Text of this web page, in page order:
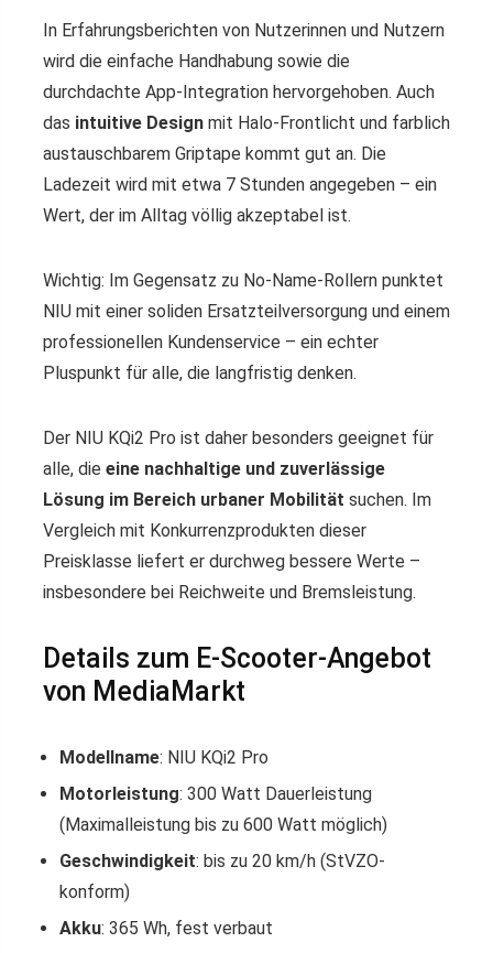
In Erfahrungsberichten von Nutzerinnen und Nutzern
wird die einfache Handhabung sowie die
durchdachte App-Integration hervorgehoben. Auch
das intuitive Design mit Halo-Frontlicht und farblich
austauschbarem Griptape kommt gut an. Die
Ladezeit wird mit etwa 7 Stunden angegeben – ein
Wert, der im Alltag völlig akzeptabel ist.
Wichtig: Im Gegensatz zu No-Name-Rollern punktet
NIU mit einer soliden Ersatzteilversorgung und einem
professionellen Kundenservice – ein echter
Pluspunkt für alle, die langfristig denken.
Der NIU KQi2 Pro ist daher besonders geeignet für
alle, die eine nachhaltige und zuverlässige
Lösung im Bereich urbaner Mobilität suchen. Im
Vergleich mit Konkurrenzprodukten dieser
Preisklasse liefert er durchweg bessere Werte –
insbesondere bei Reichweite und Bremsleistung.
Details zum E-Scooter-Angebot
von MediaMarkt
Modellname: NIU KQi2 Pro
Motorleistung: 300 Watt Dauerleistung
(Maximalleistung bis zu 600 Watt möglich)
Geschwindigkeit: bis zu 20 km/h (StVZO-
konform)
Akku: 365 Wh, fest verbaut